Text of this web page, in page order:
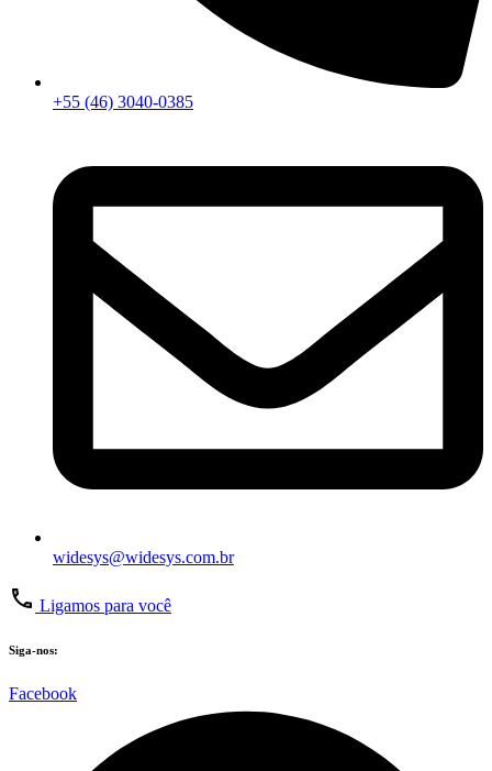
+55 (46) 3040-0385
widesys@widesys.com.br
Ligamos para você
Siga-nos:
Facebook